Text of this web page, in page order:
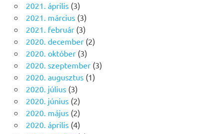
2021. április(3)
2021. március(3)
2021. február(3)
2020. december(2)
2020. október(3)
2020. szeptember(3)
2020. augusztus(1)
2020. július(3)
2020. június(2)
2020. május(2)
2020. április(4)